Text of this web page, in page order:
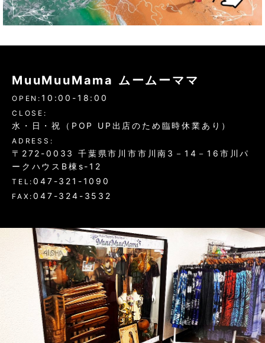
MuuMuuMama ムームーママ
OPEN: 10:00-18:00
CLOSE:
水・日・祝（POP UP出店のため臨時休業あり）
ADRESS:
〒272-0033 千葉県市川市市川南3－14－16市川パ
ークハウスB棟s-12
TEL:047-321-1090
FAX:047-324-3532